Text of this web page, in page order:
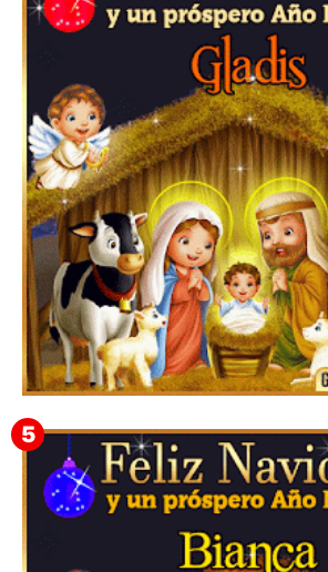
Te deseo una Feliz Navidad Bardona